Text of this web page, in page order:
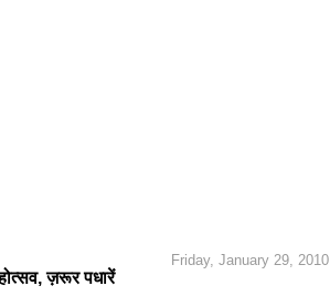
Friday, January 29, 2010
ज़रूर पधारें